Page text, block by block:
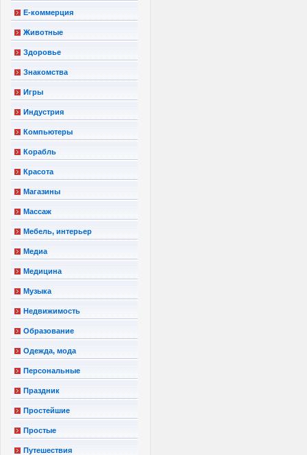
Е-коммерция
Животные
Здоровье
Знакомства
Игры
Индустрия
Компьютеры
Корабль
Красота
Магазины
Массаж
Мебель, интерьер
Медиа
Медицина
Музыка
Недвижимость
Образование
Одежда, мода
Персональные
Праздник
Простейшие
Простые
Путешествия